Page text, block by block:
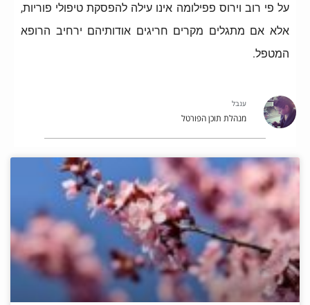
על פי רוב וירוס פפילומה אינו עילה להפסקת טיפולי פוריות,
אלא אם מתגלים מקרים חריגים אודותיהם ירחיב הרופא
המטפל.
ענבל
מנהלת תוכן הפורטל